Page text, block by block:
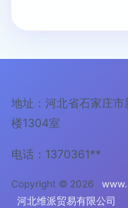
地址：河北省石家庄
楼1304室
电话：1370361**
Copyright © 2026
河北维派贸易有限公司